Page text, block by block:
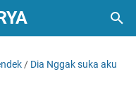
/ Dia Nggak suka aku